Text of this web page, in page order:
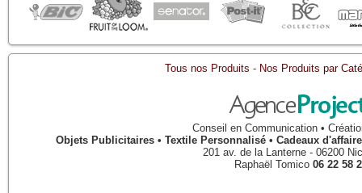
Tous nos Produits - Nos Produits par
Conseil en Communication •
Objets Publicitaires • Textile Personnalisé • Cadeaux
201 av. de la Lanterne - 06200
Raphaël Tomico 06 22 58